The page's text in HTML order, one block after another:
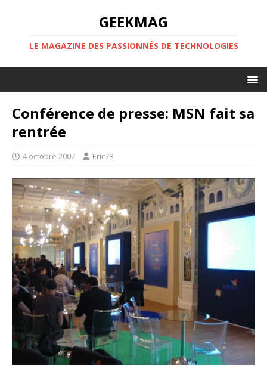
GEEKMAG
LE MAGAZINE DES PASSIONNÉS DE TECHNOLOGIES
Conférence de presse: MSN fait sa
rentrée
4 octobre 2007 Eric78